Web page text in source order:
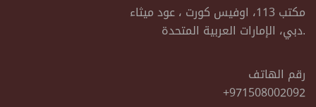
مكتب 113، اوفيس كورت ، عود ميثاء
دبي، الإمارات العربية المتحدة.
رقم الهاتف
+971508002092